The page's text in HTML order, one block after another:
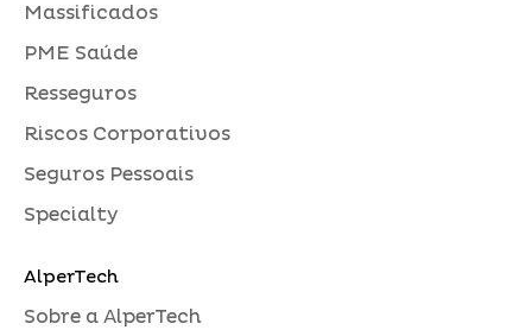
Massificados
PME Saúde
Resseguros
Riscos Corporativos
Seguros Pessoais
Specialty
AlperTech
Sobre a AlperTech